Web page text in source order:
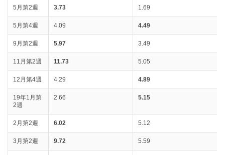
5月第2週 3.73 1.69
5月第4週 4.09 4.49
9月第2週 5.97 3.49
11月第2週 11.73 5.05
12月第4週 4.29 4.89
19年1月第
2週
2.66 5.15
2月第2週 6.02 5.12
3月第2週 9.72 5.59